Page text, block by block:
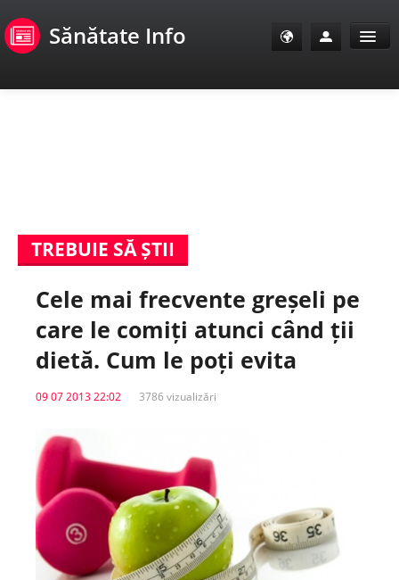
Sănătate Info
E-Sănătate Pacienți
E-Sănătate Medici
E-Sănătate Instituții
Tuberculoza Info
Spitale.MD
Centrul PAS
Școala E-Sănătate
TREBUIE SĂ ȘTII
Cele mai frecvente greșeli pe
care le comiți atunci când ții
dietă. Cum le poți evita
09 07 2013 22:02 3786 vizualizări